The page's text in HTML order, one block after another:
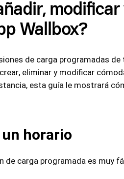
Wallbox?
de carga programadas
eliminar y modificar
esta guía le mostrará
horario
de carga programada es muy